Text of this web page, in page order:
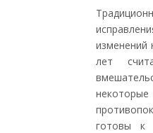
изменений
лет
готовы к